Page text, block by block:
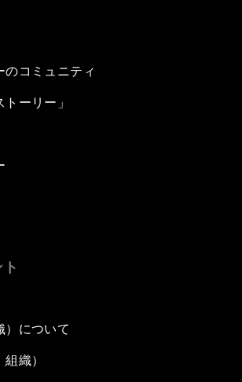
のコミュニティ
トーリー」
）について
織）